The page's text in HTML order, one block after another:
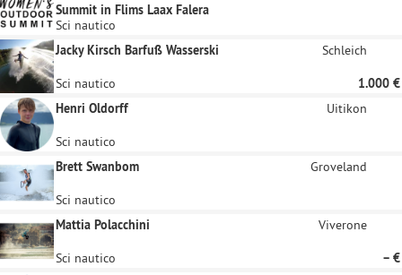
Summit in Flims Laax Falera
Sci nautico
Jacky Kirsch Barfuß Wasserski
Schleich
Sci nautico
1.000 €
Henri Oldorff
Uitikon
Sci nautico
Brett Swanbom
Groveland
Sci nautico
Mattia Polacchini
Viverone
Sci nautico
– €